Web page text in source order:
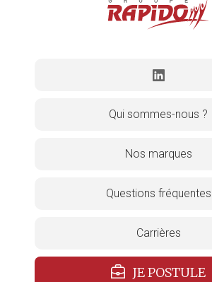
Qui sommes-nous ?
Nos marques
Questions fréquentes
Carrières
JE POSTULE